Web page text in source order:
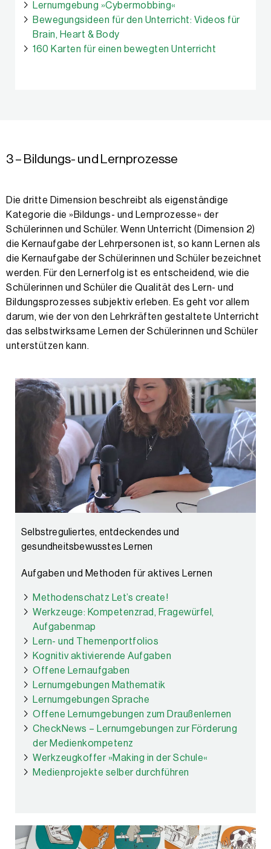
Lernumgebung »Cybermobbing«
Bewegungsideen für den Unterricht: Videos für
Brain, Heart & Body
160 Karten für einen bewegten Unterricht
3 – Bildungs- und Lernprozesse
Die dritte Dimension beschreibt als eigenständige
Kategorie die »Bildungs- und Lernprozesse« der
Schülerinnen und Schüler. Wenn Unterricht (Dimension 2)
die Kernaufgabe der Lehrpersonen ist, so kann Lernen als
die Kernaufgabe der Schülerinnen und Schüler bezeichnet
werden. Für den Lernerfolg ist es entscheidend, wie die
Schülerinnen und Schüler die Qualität des Lern- und
Bildungsprozesses subjektiv erleben. Es geht vor allem
darum, wie der von den Lehrkräften gestaltete Unterricht
das selbstwirksame Lernen der Schülerinnen und Schüler
unterstützen kann.
Selbstreguliertes, entdeckendes und
gesundheitsbewusstes Lernen
Aufgaben und Methoden für aktives Lernen
Methodenschatz Let’s create!
Werkzeuge: Kompetenzrad, Fragewürfel,
Aufgabenmap
Lern- und Themenportfolios
Kognitiv aktivierende Aufgaben
Offene Lernaufgaben
Lernumgebungen Mathematik
Lernumgebungen Sprache
Offene Lernumgebungen zum Draußenlernen
CheckNews – Lernumgebungen zur Förderung
der Medienkompetenz
Werkzeugkoffer »Making in der Schule«
Medienprojekte selber durchführen